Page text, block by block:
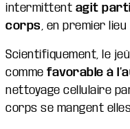
intermittent agit
corps , en premier
Scientifiquement, le
comme favorable à
nettoyage cellulaire
corps se mangent